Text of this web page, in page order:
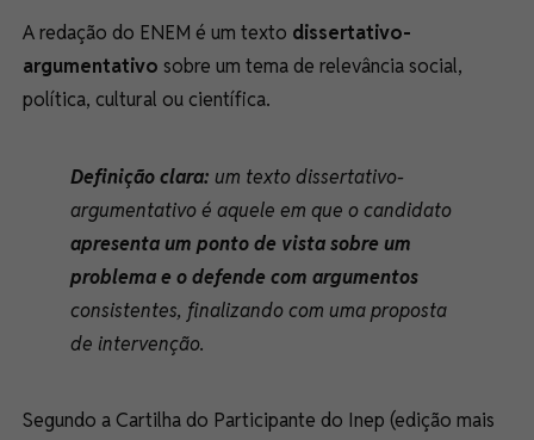
A redação do ENEM é um texto dissertativo-
argumentativo sobre um tema de relevância social,
política, cultural ou científica.
Definição clara: um texto dissertativo-
argumentativo é aquele em que o candidato
apresenta um ponto de vista sobre um
problema e o defende com argumentos
consistentes, finalizando com uma proposta
de intervenção.
Segundo a Cartilha do Participante do Inep (edição mais